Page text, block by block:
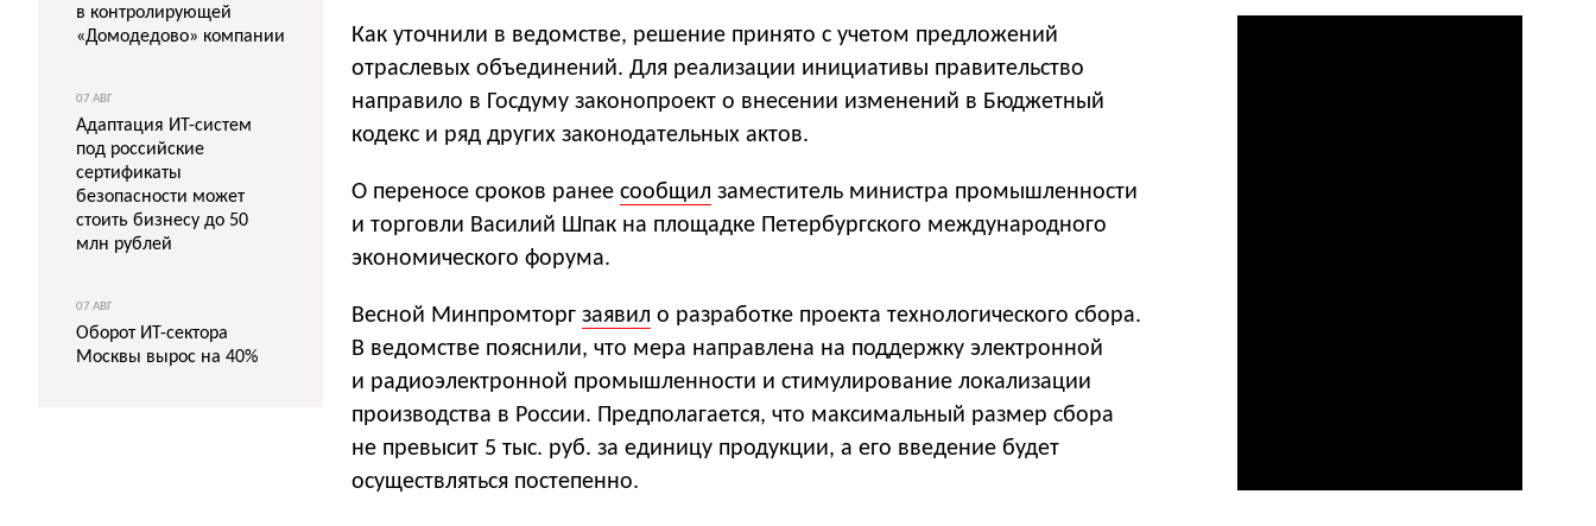
Как уточнили в ведомстве, решение принято с учетом предложений
отраслевых объединений. Для реализации инициативы правительство
направило в Госдуму законопроект о внесении изменений в Бюджетный
кодекс и ряд других законодательных актов.
О переносе сроков ранее сообщил заместитель министра промышленности
и торговли Василий Шпак на площадке Петербургского международного
экономического форума.
Весной Минпромторг заявил о разработке проекта технологического сбора.
В ведомстве пояснили, что мера направлена на поддержку электронной
и радиоэлектронной промышленности и стимулирование локализации
производства в России. Предполагается, что максимальный размер сбора
не превысит 5 тыс. руб. за единицу продукции, а его введение будет
осуществляться постепенно.
в контролирующей
«Домодедово» компании
07 АВГ
Адаптация ИТ-систем
под российские
сертификаты
безопасности может
стоить бизнесу до 50
млн рублей
07 АВГ
Оборот ИТ-сектора
Москвы вырос на 40%